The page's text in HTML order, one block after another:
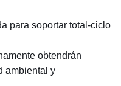
para soportar total-ciclo
obtendrán
ambiental y